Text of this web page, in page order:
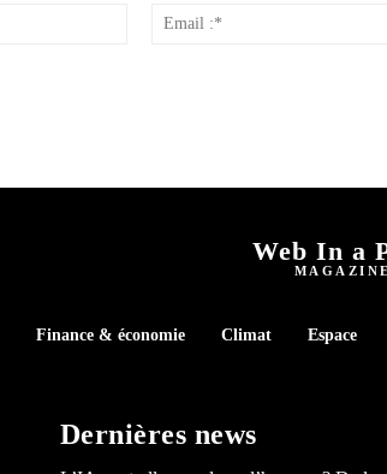
Web In a
MAGAZINE
Finance & économie Climat Espace
Dernières news